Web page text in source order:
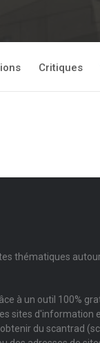
Critiques
thématiques
à un outil 100%
sites d'information
du scantrad